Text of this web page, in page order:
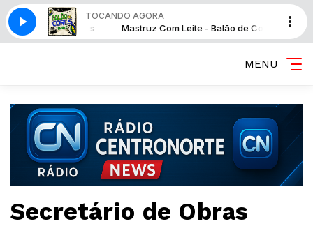
TOCANDO AGORA
de Cores Mastruz Com Leite - Balão de Cores
MENU
Secretário de Obras